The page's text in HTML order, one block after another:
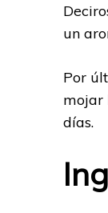
un
Por
mojar
días.